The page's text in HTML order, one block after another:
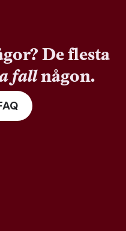
De flesta
fallnågon.